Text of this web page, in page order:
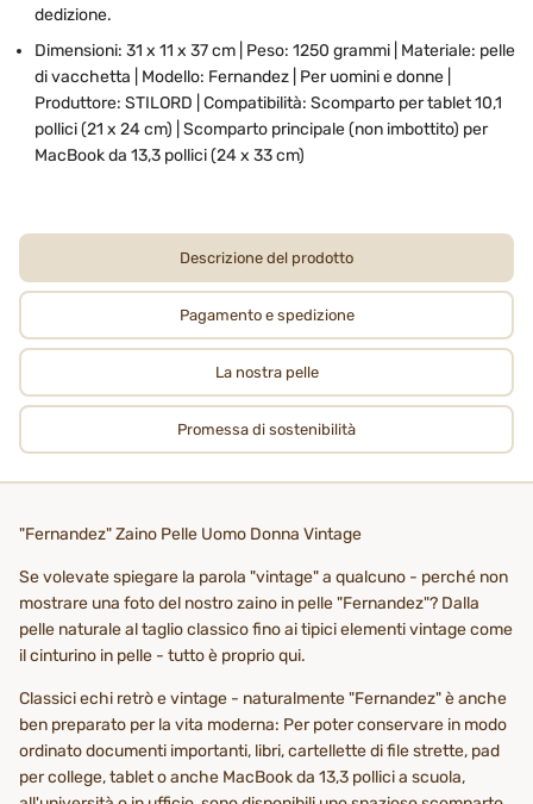
dedizione.
Dimensioni: 31 x 11 x 37 cm | Peso: 1250 grammi | Materiale: pelle
di vacchetta | Modello: Fernandez | Per uomini e donne |
Produttore: STILORD | Compatibilità: Scomparto per tablet 10,1
pollici (21 x 24 cm) | Scomparto principale (non imbottito) per
MacBook da 13,3 pollici (24 x 33 cm)
Descrizione del prodotto
Pagamento e spedizione
La nostra pelle
Promessa di sostenibilità
"Fernandez" Zaino Pelle Uomo Donna Vintage
Se volevate spiegare la parola "vintage" a qualcuno - perché non
mostrare una foto del nostro zaino in pelle "Fernandez"? Dalla
pelle naturale al taglio classico fino ai tipici elementi vintage come
il cinturino in pelle - tutto è proprio qui.
Classici echi retrò e vintage - naturalmente "Fernandez" è anche
ben preparato per la vita moderna: Per poter conservare in modo
ordinato documenti importanti, libri, cartellette di file strette, pad
per college, tablet o anche MacBook da 13,3 pollici a scuola,